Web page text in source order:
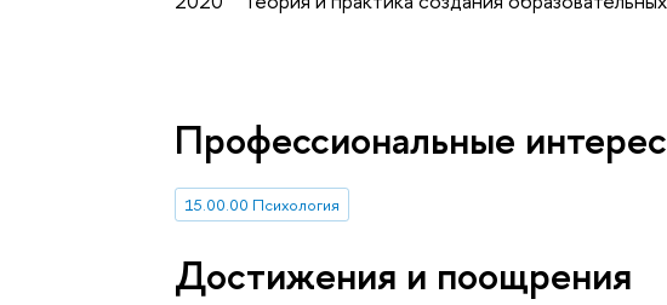
Профессиональные
15.00.00 Психология
Достижения и поощрения